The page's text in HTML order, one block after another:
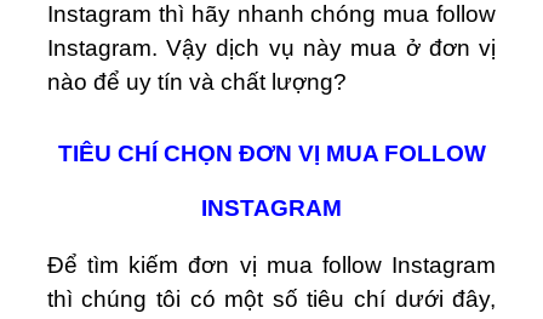
Instagram thì hãy nhanh chóng mua follow
Instagram. Vậy dịch vụ này mua ở đơn vị
nào để uy tín và chất lượng?
TIÊU CHÍ CHỌN ĐƠN VỊ MUA FOLLOW
INSTAGRAM
Để tìm kiếm đơn vị mua follow Instagram
thì chúng tôi có một số tiêu chí dưới đây,